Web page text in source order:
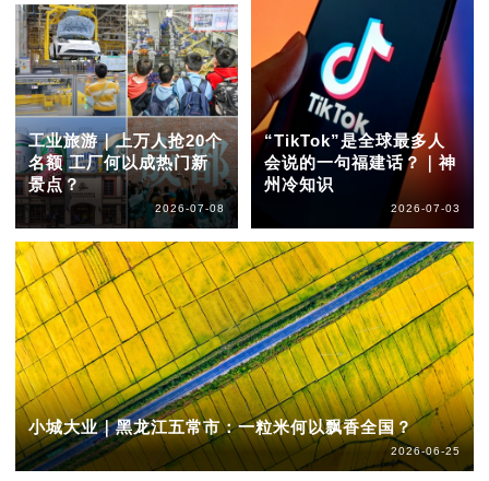
工业旅游｜上万人抢20个
名额 工厂何以成热门新
景点？
2026-07-08
“TikTok”是全球最多人
会说的一句福建话？｜神
州冷知识
2026-07-03
小城大业｜黑龙江五常市：一粒米何以飘香全国？
2026-06-25